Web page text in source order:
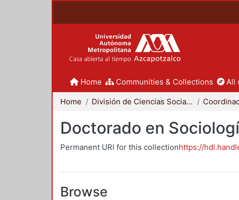
Home Communities & Collections All
Home División de Ciencias Sociales y Humanidades
Doctorado en
Permanent URI for this collectionhttps://
Browse